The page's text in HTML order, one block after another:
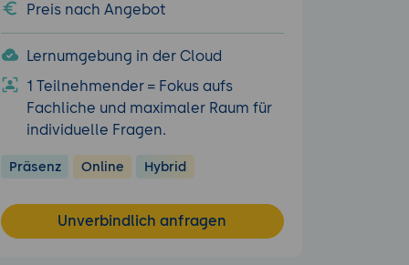
Preis nach Angebot
Lernumgebung in der Cloud
1 Teilnehmender = Fokus aufs
Fachliche und maximaler Raum für
individuelle Fragen.
Präsenz Online Hybrid
Unverbindlich anfragen